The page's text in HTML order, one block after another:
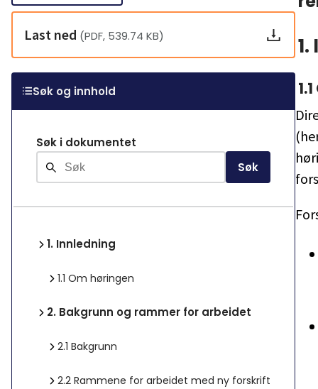
Last ned (PDF, 539.74 KB)
Søk og innhold
Søk i dokumentet
Søk
1. Innledning
1.1 Om høringen
2. Bakgrunn og rammer for arbeidet
2.1 Bakgrunn
2.2 Rammene for arbeidet med ny forskrift
1.
1.1